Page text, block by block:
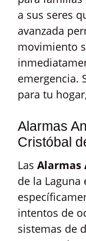
a sus seres
avanzada
movimiento
emergencia.
para tu hogar,
Alarmas
Cristóbal
Las Alarmas
de la Laguna
intentos de
sistemas de